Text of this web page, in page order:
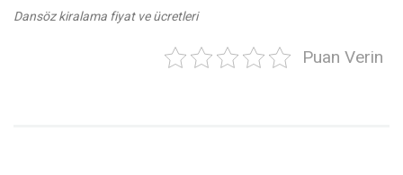
Dansöz kiralama fiyat ve ücretleri
Puan Verin